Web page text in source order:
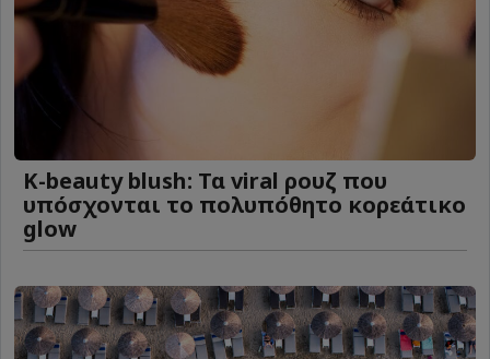
K-beauty blush: Τα viral ρουζ που
υπόσχονται το πολυπόθητο κορεάτικο
glow